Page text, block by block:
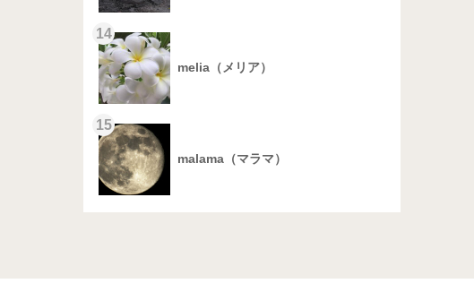
14
melia（メリア）
15
malama（マラマ）